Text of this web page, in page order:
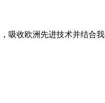
吸收欧洲先进技术并结合